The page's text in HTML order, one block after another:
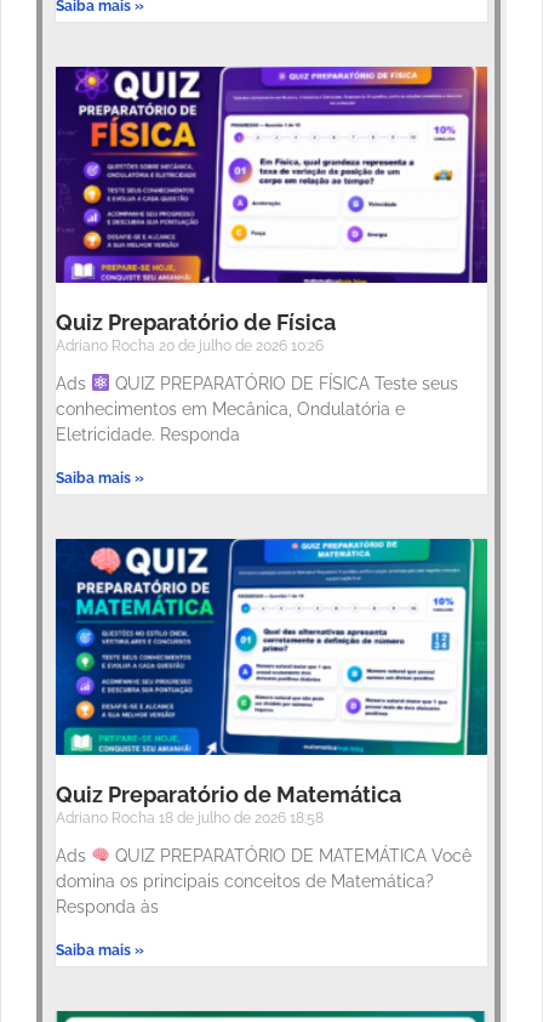
Saiba mais »
Quiz Preparatório de Física
Adriano Rocha 20 de julho de 2026 10:26
Ads
QUIZ PREPARATÓRIO DE FÍSICA Teste seus
conhecimentos em Mecânica, Ondulatória e
Eletricidade. Responda
Saiba mais »
Quiz Preparatório de Matemática
Adriano Rocha 18 de julho de 2026 18:58
Ads
QUIZ PREPARATÓRIO DE MATEMÁTICA Você
domina os principais conceitos de Matemática?
Responda às
Saiba mais »